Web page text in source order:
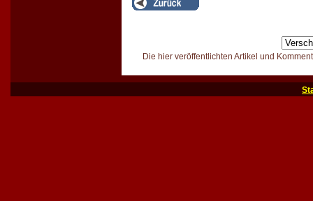
Die hier veröffentlichten Artikel und